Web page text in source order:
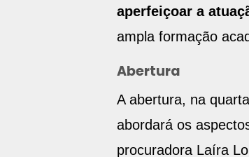
aperfeiçoar a
ampla formação
Abertura
A abertura, na
abordará os
procuradora Laíra